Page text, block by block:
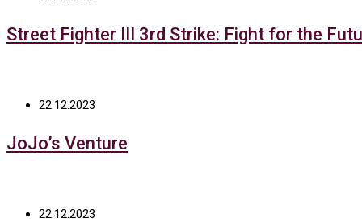
Street Fighter III 3rd Strike: Fight for the
22.12.2023
JoJo’s Venture
22.12.2023